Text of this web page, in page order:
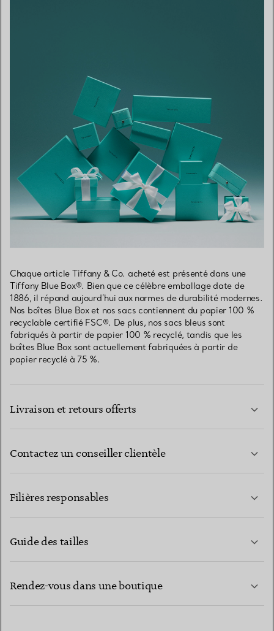
Chaque article Tiffany & Co. acheté est présenté dans une
Tiffany Blue Box®. Bien que ce célèbre emballage date de
1886, il répond aujourd’hui aux normes de durabilité modernes.
Nos boîtes Blue Box et nos sacs contiennent du papier 100 %
recyclable certifié FSC®. De plus, nos sacs bleus sont
fabriqués à partir de papier 100 % recyclé, tandis que les
boîtes Blue Box sont actuellement fabriquées à partir de
papier recyclé à 75 %.
Livraison et retours offerts
Contactez un conseiller clientèle
Filières responsables
Guide des tailles
Rendez-vous dans une boutique